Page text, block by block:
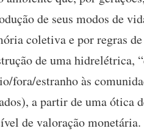
de seus modos de
coletiva e por regras
de uma hidrelétrica,
fora/estranho às
a partir de uma ótica
de valoração